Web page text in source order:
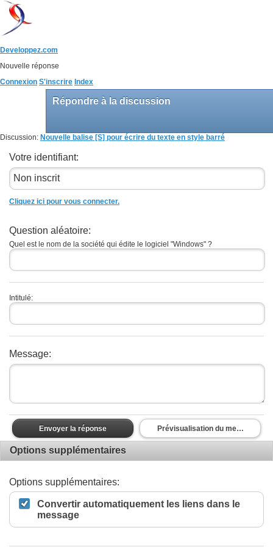
Developpez.com
Nouvelle réponse
Connexion S'inscrire Index
Répondre à la discussion
Discussion: Nouvelle balise [S] pour écrire du texte en style barré
Votre identifiant:
Cliquez ici pour vous connecter.
Question aléatoire:
Quel est le nom de la société qui édite le logiciel "Windows" ?
Intitulé:
Message:
Envoyer la réponse Prévisualisation du message
Options supplémentaires
Options supplémentaires:
Convertir automatiquement les liens dans le
message